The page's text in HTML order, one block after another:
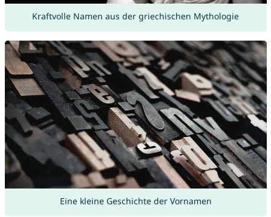
Kraftvolle Namen aus der griechischen Mythologie
Eine kleine Geschichte der Vornamen